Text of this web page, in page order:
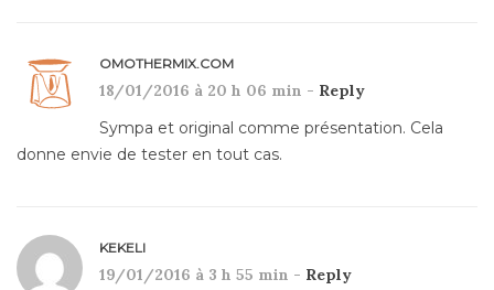
OMOTHERMIX.COM
18/01/2016 à 20 h 06 min - Reply
Sympa et original comme présentation. Cela
donne envie de tester en tout cas.
KEKELI
19/01/2016 à 3 h 55 min - Reply